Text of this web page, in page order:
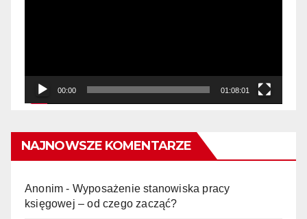
00:00 01:08:01
NAJNOWSZE KOMENTARZE
Anonim - Wyposażenie stanowiska pracy
księgowej – od czego zacząć?